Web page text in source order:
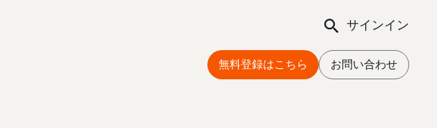
サインイン
無料登録はこちら お問い合わせ